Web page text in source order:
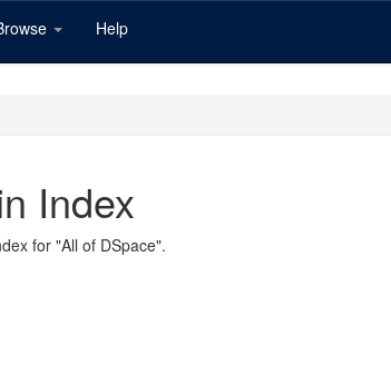
Help
Index
for "All of DSpace".